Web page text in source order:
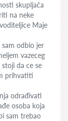
skupljača
na neke
Maje
odbio jer
vazeceg
da ce se
prihvatiti
odrađivati
osoba koja
sam trebao